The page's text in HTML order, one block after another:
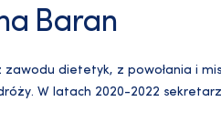
Baran
zawodu dietetyk, z powołania i
W latach 2020-2022